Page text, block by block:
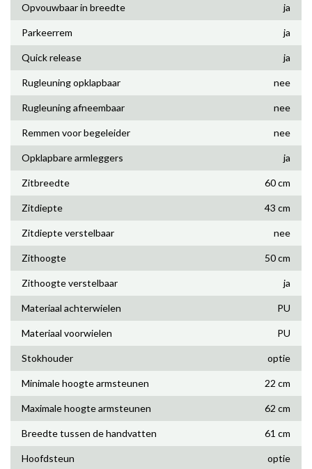
Opvouwbaar in breedte ja
Parkeerrem ja
Quick release ja
Rugleuning opklapbaar nee
Rugleuning afneembaar nee
Remmen voor begeleider nee
Opklapbare armleggers ja
Zitbreedte 60 cm
Zitdiepte 43 cm
Zitdiepte verstelbaar nee
Zithoogte 50 cm
Zithoogte verstelbaar ja
Materiaal achterwielen PU
Materiaal voorwielen PU
Stokhouder optie
Minimale hoogte armsteunen 22 cm
Maximale hoogte armsteunen 62 cm
Breedte tussen de handvatten 61 cm
Hoofdsteun optie